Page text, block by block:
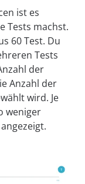
ist es
Tests machst.
60 Test. Du
Tests
der
Anzahl der
wird. Je
weniger